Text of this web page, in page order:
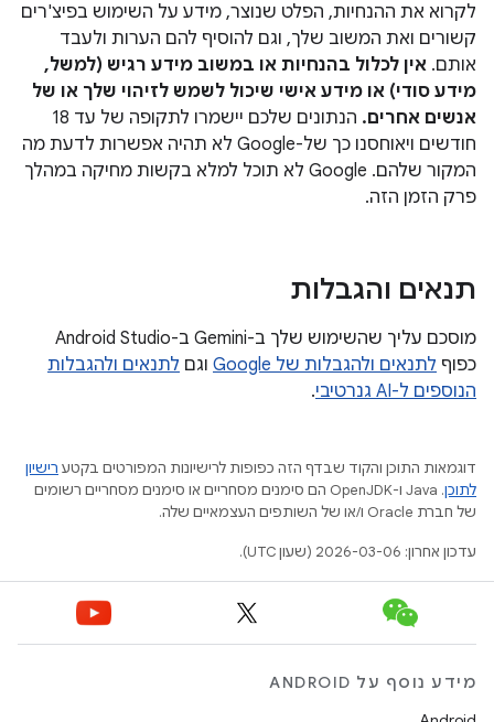
לקרוא את ההנחיות, הפלט שנוצר, מידע על השימוש בפיצ'רים
קשורים ואת המשוב שלך, וגם להוסיף להם הערות ולעבד
אותם. אין לכלול בהנחיות או במשוב מידע רגיש (למשל,
מידע סודי) או מידע אישי שיכול לשמש לזיהוי שלך או של
אנשים אחרים.
הנתונים שלכם יישמרו לתקופה של עד 18
חודשים ויאוחסנו כך של-Google לא תהיה אפשרות לדעת מה
המקור שלהם. Google לא תוכל למלא בקשות מחיקה במהלך
פרק הזמן הזה.
תנאים והגבלות
מוסכם עליך שהשימוש שלך ב-Gemini ב-Android Studio
כפוף לתנאים ולהגבלות של Google וגם לתנאים ולהגבלות
הנוספים ל-AI גנרטיבי
.
דוגמאות התוכן והקוד שבדף הזה כפופות לרישיונות המפורטים בקטע רישיון
לתוכן
.‏ Java ו-OpenJDK הם סימנים מסחריים או סימנים מסחריים רשומים
של חברת Oracle ו/או של השותפים העצמאיים שלה.
עדכון אחרון: 2026-03-06 (שעון UTC).
מידע נוסף על ANDROID